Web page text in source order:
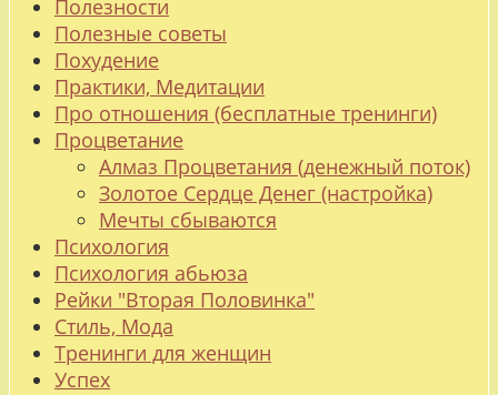
Полезности
Полезные советы
Похудение
Практики, Медитации
Про отношения (бесплатные тренинги)
Процветание
Алмаз Процветания (денежный поток)
Золотое Сердце Денег (настройка)
Мечты сбываются
Психология
Психология абьюза
Рейки "Вторая Половинка"
Стиль, Мода
Тренинги для женщин
Успех